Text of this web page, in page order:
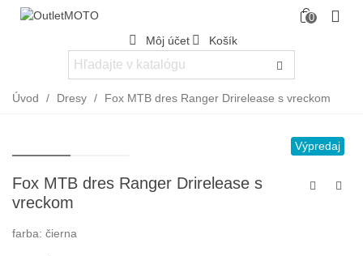
0
Môj účet Košík
Úvod / Dresy / Fox MTB dres Ranger Drirelease s vreckom
Výpredaj
Fox MTB dres Ranger Drirelease s
vreckom
farba: čierna